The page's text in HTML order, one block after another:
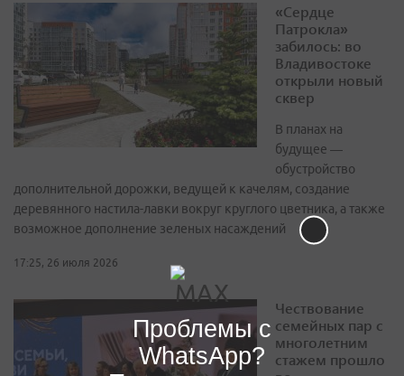
«Сердце
Патрокла»
забилось: во
Владивостоке
открыли новый
сквер
В планах на
будущее —
обустройство
дополнительной дорожки, ведущей к качелям, создание
деревянного настила-лавки вокруг круглого цветника, а также
возможное дополнение зеленых насаждений
17:25, 26 июля 2026
Чествование
семейных пар с
многолетним
стажем прошло
Проблемы с
WhatsApp?